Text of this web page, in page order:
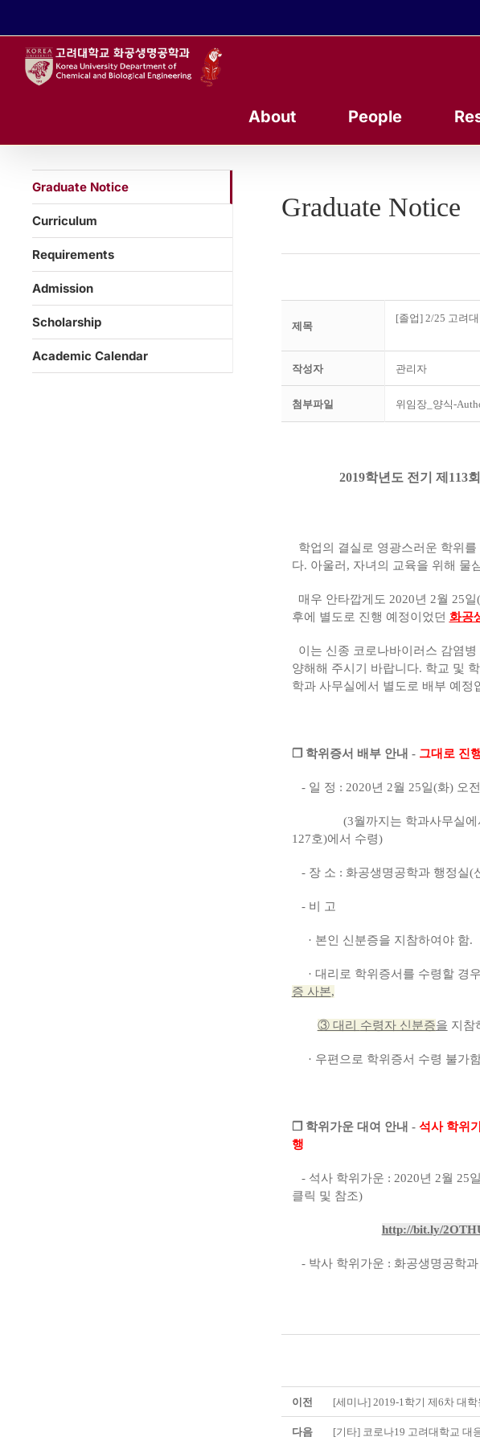
About People
Graduate Notice
제목
[졸업] 2/25 고려
작성자 관리자
첨부파일 위임장_양식-
2019학년도 전기 제113
학업의 결실로 영광스러운 학위
다. 아울러, 자녀의 교육을 위해 물
매우 안타깝게도 2020년 2월 25
후에 별도로 진행 예정이었던 화공
이는 신종 코로나바이러스 감염
양해해 주시기 바랍니다. 학교 및
학과 사무실에서 별도로 배부 예정
❐ 학위증서 배부 안내 - 그대로 진
- 일 정 : 2020년 2월 25일(화) 오전
(3월까지는 학과사무실에서
127호)에서 수령)
- 장 소 : 화공생명공학과 행정실(
- 비 고
· 본인 신분증을 지참하여야 함.
· 대리로 학위증서를 수령할 경
증 사본,
③ 대리 수령자 신분증을 지참
· 우편으로 학위증서 수령 불가
❐ 학위가운 대여 안내 - 석사 학위
행
- 석사 학위가운 : 2020년 2월 25
클릭 및 참조)
http://bit.ly/
- 박사 학위가운 : 화공생명공학
이전 [세미나] 2019-1학기 제6차 대
다음 [기타] 코로나19 고려대학교 대
Graduate Notice
Curriculum
Requirements
Admission
Scholarship
Academic Calendar